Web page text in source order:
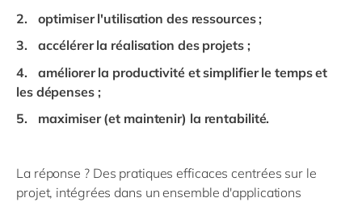
optimiser l'utilisation des ressources ;
accélérer la réalisation des projets ;
améliorer la productivité et simplifier le temps et
les dépenses ;
maximiser (et maintenir) la rentabilité.
La réponse ? Des pratiques efficaces centrées sur le
projet, intégrées dans un ensemble d'applications